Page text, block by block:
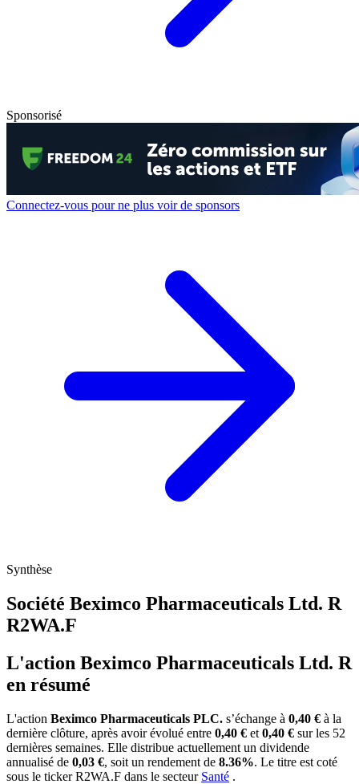
Sponsorisé
Connectez-vous pour ne plus voir de sponsors
Synthèse
Société Beximco Pharmaceuticals Ltd. R
R2WA.F
L'action Beximco Pharmaceuticals Ltd. R
en résumé
L'action Beximco Pharmaceuticals PLC. s’échange à 0,40 € à la
dernière clôture, après avoir évolué entre 0,40 € et 0,40 € sur les 52
dernières semaines. Elle distribue actuellement un dividende
annualisé de 0,03 €, soit un rendement de 8.36%. Le titre est coté
sous le tickerR2WA.F dans le secteur Santé .